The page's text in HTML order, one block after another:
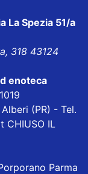
La Spezia 51/a
318 43124
enoteca
(PR) - Tel.
CHIUSO IL
Parma